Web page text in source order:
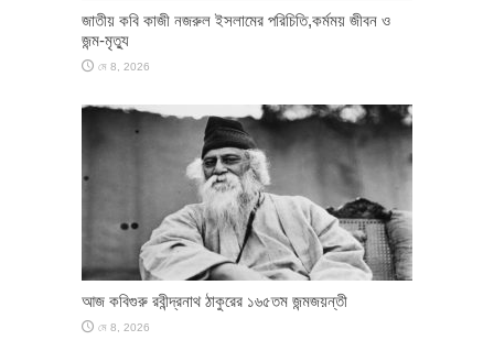
জাতীয় কবি কাজী নজরুল ইসলামের পরিচিতি,কর্মময় জীবন ও
জন্ম-মৃত্যু
মে 8, 2026
আজ কবিগুরু রবীন্দ্রনাথ ঠাকুরের ১৬৫তম জন্মজয়ন্তী
মে 8, 2026